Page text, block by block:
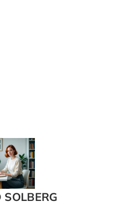
SOLBERG